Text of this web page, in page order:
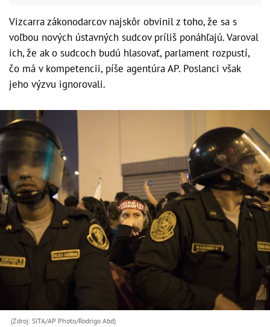
Vizcarra zákonodarcov najskôr obvinil z toho, že sa s
voľbou nových ústavných sudcov príliš ponáhľajú. Varoval
ich, že ak o sudcoch budú hlasovať, parlament rozpustí,
čo má v kompetencii, píše agentúra AP. Poslanci však
jeho výzvu ignorovali.
(Zdroj: SITA/AP Photo/Rodrigo Abd)